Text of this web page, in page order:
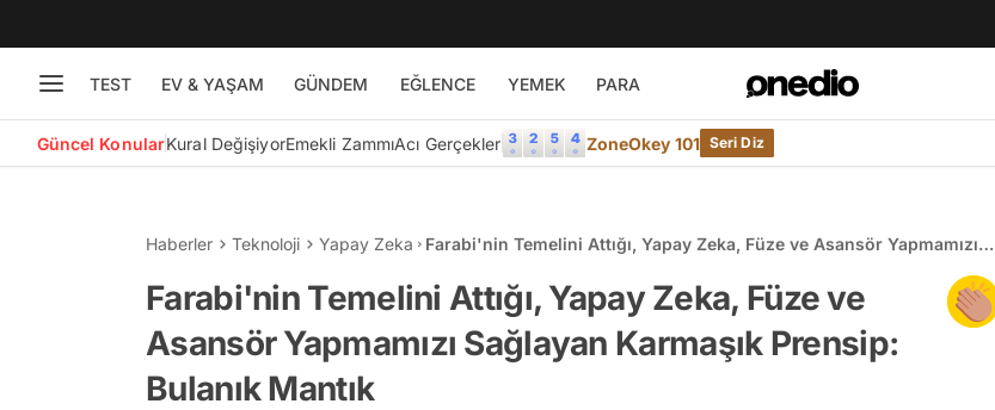
TEST EV & YAŞAM GÜNDEM EĞLENCE YEMEK PARA
Güncel KonularKural DeğişiyorEmekli ZammıAcı Gerçekler ZoneOkey 101 Seri Diz
Haberler Teknoloji Yapay Zeka
Farabi'nin Temelini Attığı, Yapay Zeka, Füze ve Asansör Yapmamızı
Farabi'nin Temelini Attığı, Yapay Zeka, Füze ve
Asansör Yapmamızı Sağlayan Karmaşık Prensip:
Bulanık Mantık